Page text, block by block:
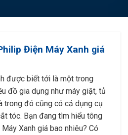
Điện Máy Xanh giá
được biết tới là một trong
đồ gia dụng như máy giặt, tủ
trong đó cũng có cả dụng cụ
tóc. Bạn đang tìm hiểu tông
Xanh giá bao nhiêu? Có